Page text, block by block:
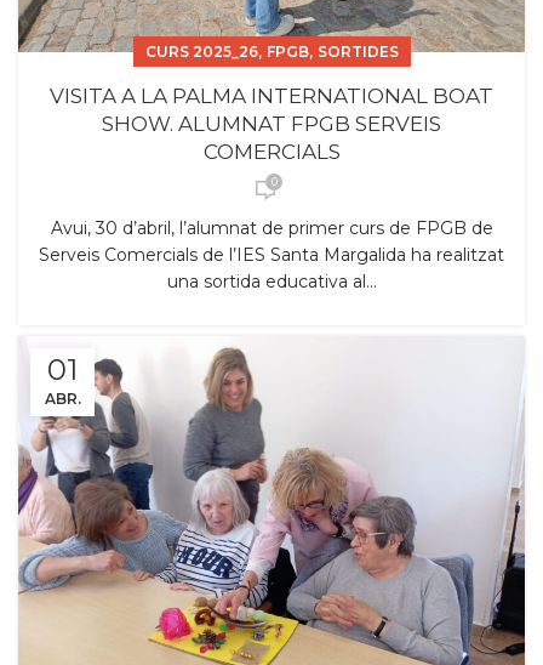
CURS 2025_26, FPGB, SORTIDES
VISITA A LA PALMA INTERNATIONAL BOAT
SHOW. ALUMNAT FPGB SERVEIS
COMERCIALS
0
Avui, 30 d’abril, l’alumnat de primer curs de FPGB de
Serveis Comercials de l’IES Santa Margalida ha realitzat
una sortida educativa al...
01
ABR.